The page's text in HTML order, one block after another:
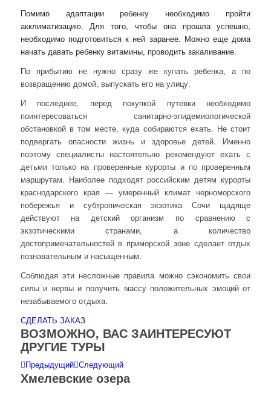
Помимо адаптации ребенку необходимо пройти
акклиматизацию. Для того, чтобы она прошла успешно,
необходимо подготовиться к ней заранее. Можно еще дома
начать давать ребенку витамины, проводить закаливание.
По прибытию не нужно сразу же купать ребенка, а по
возвращению домой, выпускать его на улицу.
И последнее, перед покупкой путевки необходимо
поинтересоваться санитарно-эпидемиологической
обстановкой в том месте, куда собираются ехать. Не стоит
подвергать опасности жизнь и здоровье детей. Именно
поэтому специалисты настоятельно рекомендуют ехать с
детьми только на проверенные курорты и по проверенным
маршрутам. Наиболее подходят российским детям курорты
краснодарского края — умеренный климат черноморского
побережья и субтропическая экзотика Сочи щадяще
действуют на детский организм по сравнению с
экзотическими странами, а количество
достопримечательностей в приморской зоне сделает отдых
познавательным и насыщенным.
Соблюдая эти несложные правила можно сэкономить свои
силы и нервы и получить массу положительных эмоций от
незабываемого отдыха.
СДЕЛАТЬ ЗАКАЗ
ВОЗМОЖНО, ВАС ЗАИНТЕРЕСУЮТ
ДРУГИЕ ТУРЫ
Предыдущий Следующий
Хмелевские озера